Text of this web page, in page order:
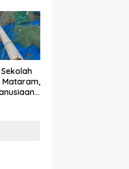
Mataram,